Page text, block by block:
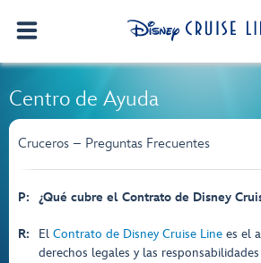
Centro de Ayuda
Cruceros – Preguntas Frecuentes
P: ¿Qué cubre el Contrato de Disney
R: El Contrato de Disney Cruise Line es el
derechos legales y las